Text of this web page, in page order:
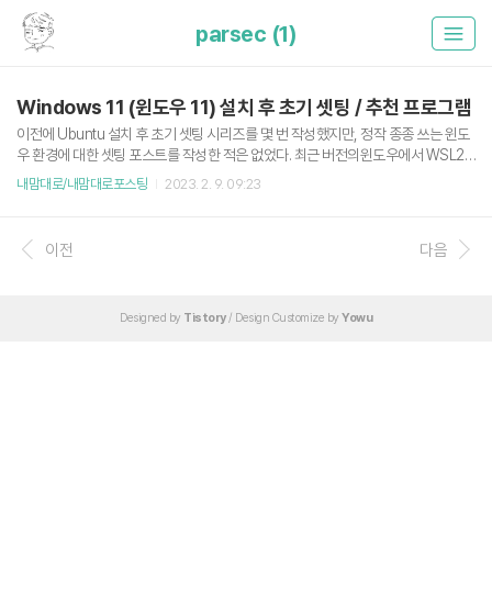
parsec (1)
Windows 11 (윈도우 11) 설치 후 초기 셋팅 / 추천 프로그램
이전에 Ubuntu 설치 후 초기 셋팅 시리즈를 몇 번 작성했지만, 정작 종종 쓰는 윈도
우 환경에 대한 셋팅 포스트를 작성한 적은 없었다. 최근 버전의윈도우에서 WSL2
등등 개발에 도움이 되는 많은 기능들이 추가가 되었고, 요즘에는 윈도우로도 개발
눈쟁이 유튜브에 윈도우 11 관련된 초기 셋팅 영상을 보게 되었고, 나도 평소에 즐겨
사용하는 소프트웨어에서는 반가움을, 내가 잘 몰랐던 소트프웨어에서는 신박함을
내맘대로/내맘대로포스팅 2023. 2. 9. 09:23
이전 다음
Designed by Tistory/ Design Customize by Yowu